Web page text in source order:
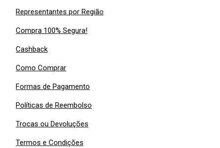
Representantes por Região
Compra 100% Segura!
Cashback
Como Comprar
Formas de Pagamento
Políticas de Reembolso
Trocas ou Devoluções
Termos e Condições